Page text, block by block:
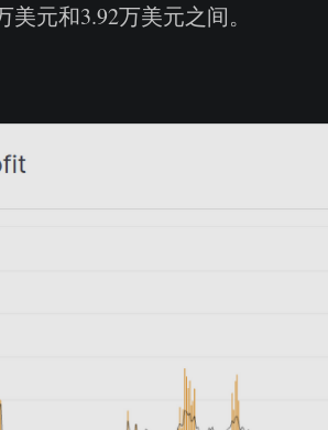
美元和3.92万美元之间。